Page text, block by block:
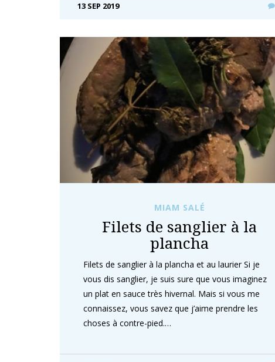
13 SEP 2019
MIAM SALÉ
Filets de sanglier à la
plancha
Filets de sanglier à la plancha et au laurier Si je
vous dis sanglier, je suis sure que vous imaginez
un plat en sauce très hivernal. Mais si vous me
connaissez, vous savez que j’aime prendre les
choses à contre-pied.…